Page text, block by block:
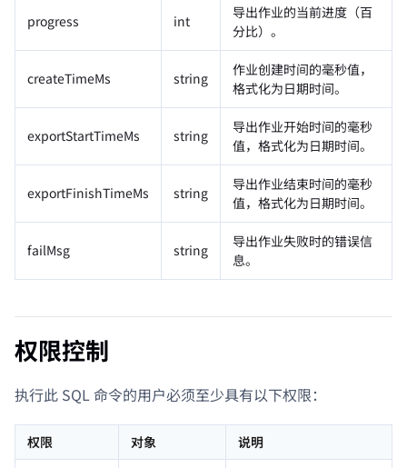
progress int
导出作业的当前进度（百
分比）。
createTimeMs string
作业创建时间的毫秒值，
格式化为日期时间。
exportStartTimeMs string
导出作业开始时间的毫秒
值，格式化为日期时间。
exportFinishTimeMs string
导出作业结束时间的毫秒
值，格式化为日期时间。
failMsg string
导出作业失败时的错误信
息。
权限控制
执行此 SQL 命令的用户必须至少具有以下权限：
权限 对象 说明